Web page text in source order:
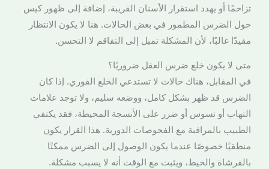
تزاحمًا أو يهدد استقرار الأسنان القريبة، إضافة إلى ظهور كيس
حول الضرس المطمور في بعض الحالات. هنا لا يكون الانتظار
مفيدًا غالبًا، لأن المشكلة تميل إلى التفاقم لا التحسن.
متى لا يكون خلع ضرس العقل ضروريًا؟
في المقابل، هناك حالات لا تستدعي الخلع الفوري. إذا كان
الضرس قد ظهر بشكل كامل، ووضعه سليم، ولا توجد علامات
التهاب أو تسوس أو ضرر على الأنسجة المحيطة، فقد يكتفي
الطبيب بالمراقبة مع الفحوصات الدورية. هذا القرار يكون
منطقيًا خصوصًا عندما يكون الوصول إلى الضرس ممكنًا
بالفرشاة والخيط، ويثبت مع الوقت أنه لا يسبب مشكلة.